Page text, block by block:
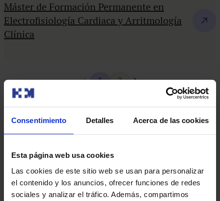
Consentimiento Detalles Acerca de las cookies
Esta página web usa cookies
Las cookies de este sitio web se usan para personalizar
el contenido y los anuncios, ofrecer funciones de redes
sociales y analizar el tráfico. Además, compartimos
Máster de Formación Permanente en
Electrofisiología Cardiaca y Arritmología
Clínica
1 2
Sobre nosotros